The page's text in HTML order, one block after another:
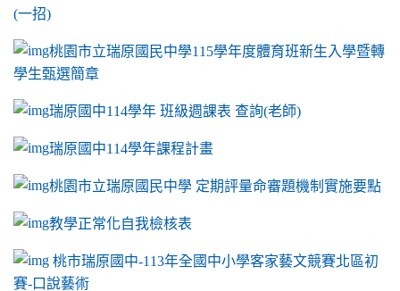
(一招)
桃園市立瑞原國民中學115學年度體育班新生入學暨轉
學生甄選簡章
瑞原國中114學年 班級週課表 查詢(老師)
瑞原國中114學年課程計畫
link to https://sites.google.com/a/m2.ryjh.tyc.edu.tw/ryjh011/
桃園市立瑞原國民中學 定期評量命審題機制實施要點
link to https://sites.google.com/a/m2.ryjh.tyc.edu.tw/
教學正常化自我檢核表
link to mailto:ryjh520@m2.ryjh.tyc.edu.tw
link to mailto:ryjh520@m2.ryjh.tyc.edu.tw
ink to mailto:ryjh520@m2.ryjh.tyc.edu.tw
link to mailto:ryjh520@m2.ryjh.tyc.edu.tw
link to mailto:ryjh520@m2.ryjh.tyc.edu.tw
ink to mailto:ryjh520@m2.ryjh.tyc.edu.tw
ink to mailto:ryjh520@m2.ryjh.tyc.edu.tw
link to https://sites.google.com/a/m2.ryjh.tyc.edu.tw/ryjh011/
ink to mailto:ryjh520@m2.ryjh.tyc.edu.tw
link to https://tyc.entry.edu.tw/NoExamImitate_TL/
桃市瑞原國中-113年全國中小學客家藝文競賽北區初
賽-口說藝術